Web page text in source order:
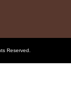
Reserved.